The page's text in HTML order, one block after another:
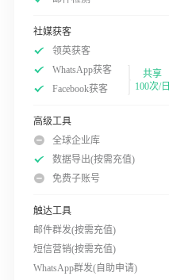
社媒获客
领英获客
WhatsApp获客
Facebook获客
共享
100次/日
高级工具
全球企业库
数据导出(按需充值)
免费子账号
触达工具
邮件群发(按需充值)
短信营销(按需充值)
WhatsApp群发(自助申请)